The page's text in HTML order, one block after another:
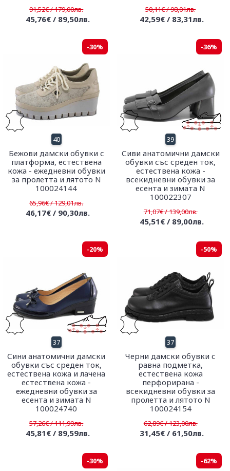
91,52€ / 179,00лв.
45,76€ / 89,50лв.
50,11€ / 98,01лв.
42,59€ / 83,31лв.
-30%
40
Бежови дамски обувки с
платформа, естествена
кожа - ежедневни обувки
за пролетта и лятото N
100024144
65,96€ / 129,01лв.
46,17€ / 90,30лв.
-36%
39
Сиви анатомични дамски
обувки със среден ток,
естествена кожа -
всекидневни обувки за
есента и зимата N
100022307
71,07€ / 139,00лв.
45,51€ / 89,00лв.
-20%
37
Сини анатомични дамски
обувки със среден ток,
естествена кожа и лачена
естествена кожа -
ежедневни обувки за
есента и зимата N
100024740
57,26€ / 111,99лв.
45,81€ / 89,59лв.
-50%
37
Черни дамски обувки с
равна подметка,
естествена кожа
перфорирана -
всекидневни обувки за
пролетта и лятото N
100024154
62,89€ / 123,00лв.
31,45€ / 61,50лв.
-30% -62%